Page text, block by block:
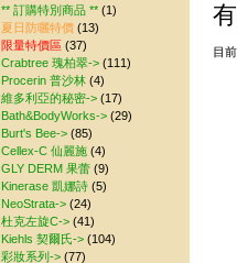
目
** 訂購特別商品 ** (1)
夏日防曬特價 (13)
限量特價區 (37)
Crabtree 瑰柏翠-> (111)
Procerin 普沙林 (4)
維多利亞的秘密-> (17)
Bath&BodyWorks-> (29)
Burt's Bee-> (85)
Cellex-C 仙麗施 (4)
GLY DERM 果蕾 (9)
Kinerase 凱娜詩 (5)
NeoStrata-> (24)
杜克左旋C-> (41)
Kiehls 契爾氏-> (104)
彩妝系列-> (77)